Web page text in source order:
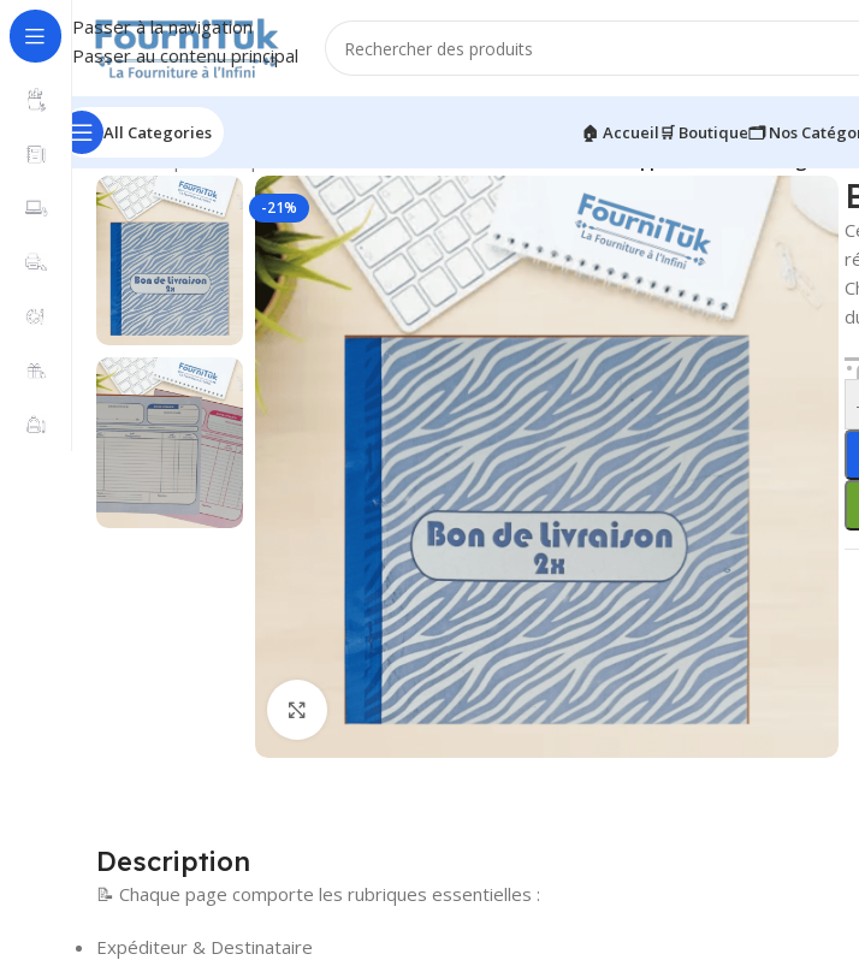
Passer à la navigation
Passer au contenu principal
All Categories 🏠 Accueil🛒 Boutique🗂️ Nos
Accueil/Papier & Papeterie
-21%
Cliquez pour agrandir
Description
📝 Chaque page comporte les rubriques essentielles :
Expéditeur & Destinataire